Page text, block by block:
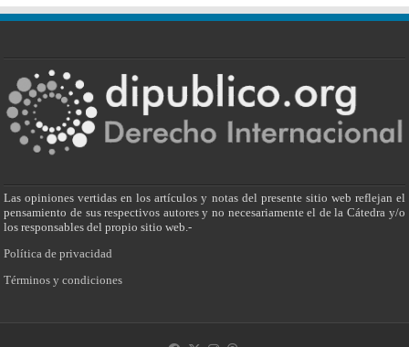
Las opiniones vertidas en los artículos y notas del presente sitio web reflejan el
pensamiento de sus respectivos autores y no necesariamente el de la Cátedra y/o
los responsables del propio sitio web.-
Política de privacidad
Términos y condiciones